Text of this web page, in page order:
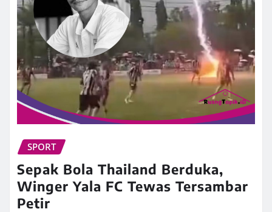
SPORT
Sepak Bola Thailand Berduka,
Winger Yala FC Tewas Tersambar
Petir